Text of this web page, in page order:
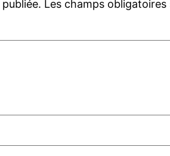
Les champs